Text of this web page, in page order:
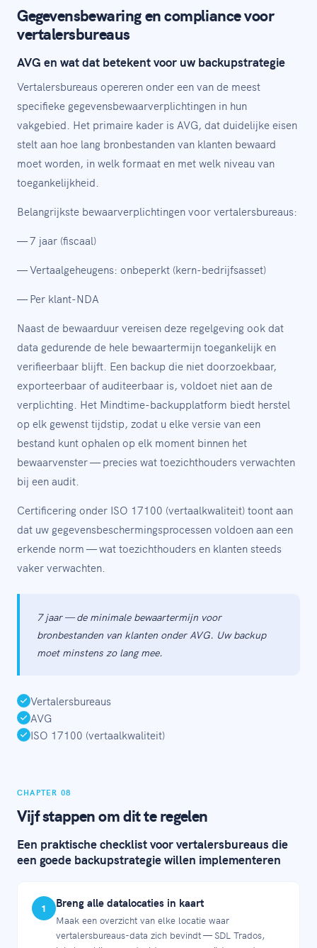
Gegevensbewaring en compliance voor
vertalersbureaus
AVG en wat dat betekent voor uw backupstrategie
Vertalersbureaus opereren onder een van de meest
specifieke gegevensbewaarverplichtingen in hun
vakgebied. Het primaire kader is AVG, dat duidelijke eisen
stelt aan hoe lang bronbestanden van klanten bewaard
moet worden, in welk formaat en met welk niveau van
toegankelijkheid.
Belangrijkste bewaarverplichtingen voor vertalersbureaus:
— 7 jaar (fiscaal)
— Vertaalgeheugens: onbeperkt (kern-bedrijfsasset)
— Per klant-NDA
Naast de bewaarduur vereisen deze regelgeving ook dat
data gedurende de hele bewaartermijn toegankelijk en
verifieerbaar blijft. Een backup die niet doorzoekbaar,
exporteerbaar of auditeerbaar is, voldoet niet aan de
verplichting. Het Mindtime-backupplatform biedt herstel
op elk gewenst tijdstip, zodat u elke versie van een
bestand kunt ophalen op elk moment binnen het
bewaarvenster — precies wat toezichthouders verwachten
bij een audit.
Certificering onder ISO 17100 (vertaalkwaliteit) toont aan
dat uw gegevensbeschermingsprocessen voldoen aan een
erkende norm — wat toezichthouders en klanten steeds
vaker verwachten.
7 jaar — de minimale bewaartermijn voor
bronbestanden van klanten onder AVG. Uw backup
moet minstens zo lang mee.
Vertalersbureaus
AVG
ISO 17100 (vertaalkwaliteit)
CHAPTER 08
Vijf stappen om dit te regelen
Een praktische checklist voor vertalersbureaus die
een goede backupstrategie willen implementeren
1 Breng alle datalocaties in kaart
Maak een overzicht van elke locatie waar
vertalersbureaus-data zich bevindt — SDL Trados,